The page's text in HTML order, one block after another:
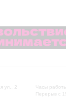
ул., 2
Часы
Перерыв с